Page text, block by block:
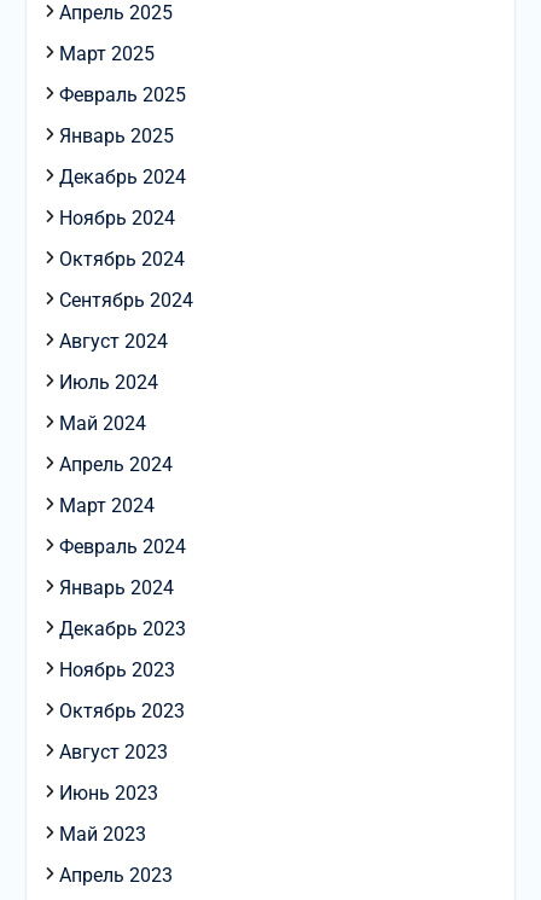
Апрель 2025
Март 2025
Февраль 2025
Январь 2025
Декабрь 2024
Ноябрь 2024
Октябрь 2024
Сентябрь 2024
Август 2024
Июль 2024
Май 2024
Апрель 2024
Март 2024
Февраль 2024
Январь 2024
Декабрь 2023
Ноябрь 2023
Октябрь 2023
Август 2023
Июнь 2023
Май 2023
Апрель 2023